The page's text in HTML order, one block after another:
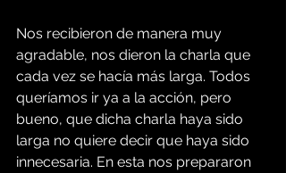
Nos recibieron de manera muy
agradable, nos dieron la charla que
cada vez se hacía más larga. Todos
queríamos ir ya a la acción, pero
bueno, que dicha charla haya sido
larga no quiere decir que haya sido
innecesaria. En esta nos prepararon